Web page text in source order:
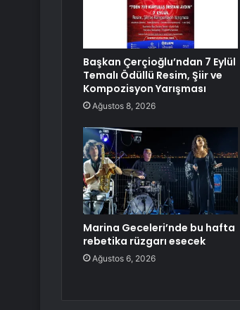
Başkan Çerçioğlu’ndan 7 Eylül
Temalı Ödüllü Resim, Şiir ve
Kompozisyon Yarışması
Ağustos 8, 2026
Marina Geceleri’nde bu hafta
rebetika rüzgarı esecek
Ağustos 6, 2026